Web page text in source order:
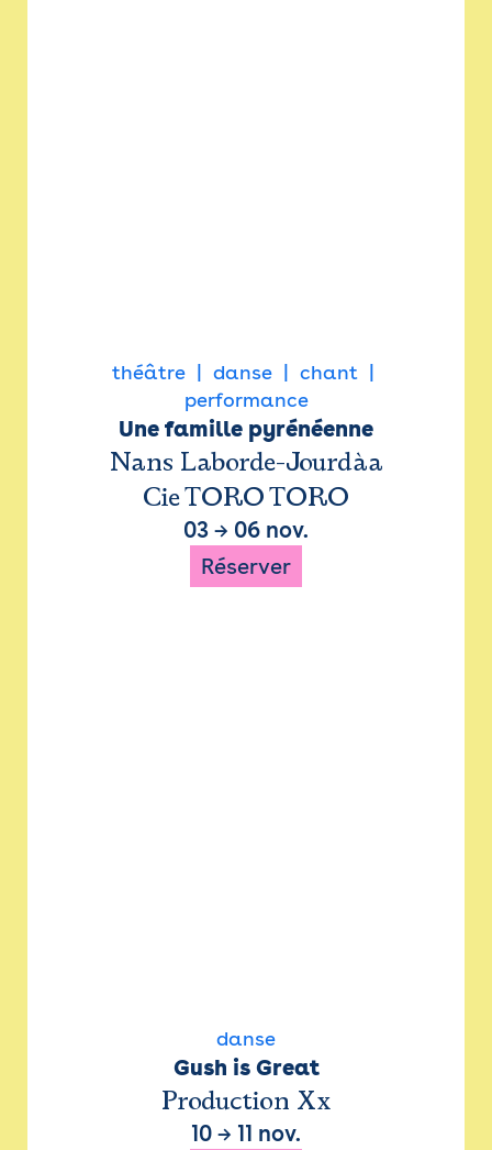
théâtre danse
chant
performance
Une famille pyrénéenne
Nans Laborde-Jourdàa
Cie TORO TORO
03 → 06 nov.
Réserver
danse
Gush is Great
Production Xx
10 → 11 nov.